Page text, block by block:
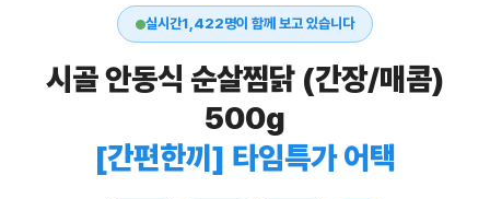
실시간1,421명이 함께 보고 있습니다
시골 안동식 순살찜닭 (간장/매콤)
500g
[간편한끼] 타임특가 어택